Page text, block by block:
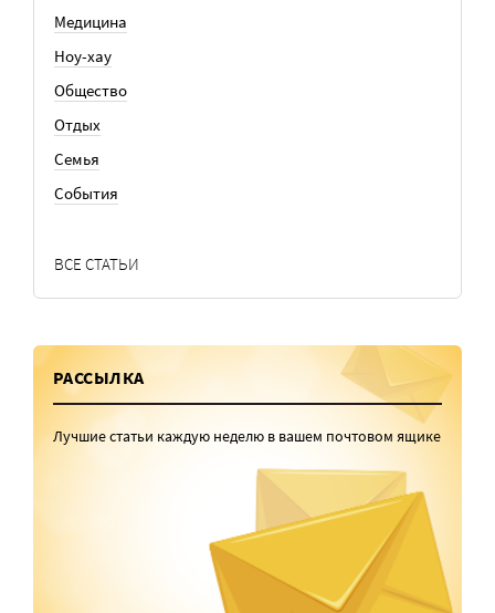
Медицина
Ноу-хау
Общество
Отдых
Семья
События
ВСЕ СТАТЬИ
РАССЫЛКА
Лучшие статьи каждую неделю в вашем почтовом ящике